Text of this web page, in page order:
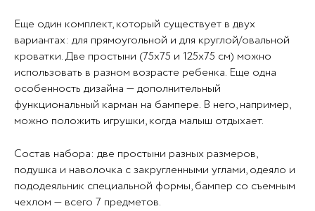
Еще один комплект, который существует в двух
вариантах: для прямоугольной и для круглой/овальной
кроватки. Две простыни (75х75 и 125х75 см) можно
использовать в разном возрасте ребенка. Еще одна
особенность дизайна — дополнительный
функциональный карман на бампере. В него, например,
можно положить игрушки, когда малыш отдыхает.
Состав набора: две простыни разных размеров,
подушка и наволочка с закругленными углами, одеяло и
пододеяльник специальной формы, бампер со съемным
чехлом — всего 7 предметов.